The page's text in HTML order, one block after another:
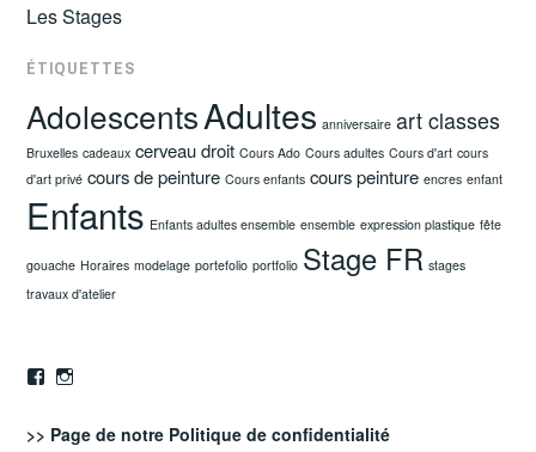
Les Stages
ÉTIQUETTES
AdolescentsAdultes anniversaire art classes
Bruxelles cadeaux cerveau droit Cours Ado Cours adultes Cours d'art cours
d'art privé cours de peinture Cours enfants cours peinture encres enfant
Enfants Enfants adultes ensemble ensemble expression plastique fête
gouache Horaires modelage portefolio portfolio Stage FR stages
travaux d'atelier
Facebook
>> Page de notre Politique de confidentialité